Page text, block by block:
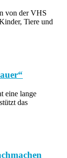
von der VHS
Tiere und
eine lange
das